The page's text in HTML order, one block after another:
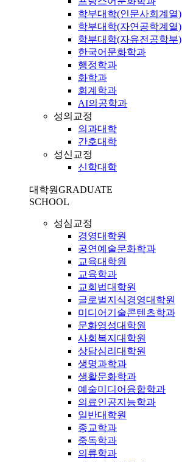
학부대학(인문사회계열)
학부대학(자연공학계열)
학부대학(자유전공학부)
한국어문화학과
행정학과
화학과
회계학과
AI의공학과
성의교정
의과대학
간호대학
성신교정
신학대학
대학원GRADUATE
SCHOOL
성심교정
경영대학원
공연예술문화학과
교육대학원
교육학과
교회법대학원
글로벌지식경영대학원
미디어기술콘텐츠학과
문화영성대학원
사회복지대학원
상담심리대학원
생명과학과
생활문화학과
예술미디어융합학과
의료인공지능학과
일반대학원
종교학과
중독학과
의류학과